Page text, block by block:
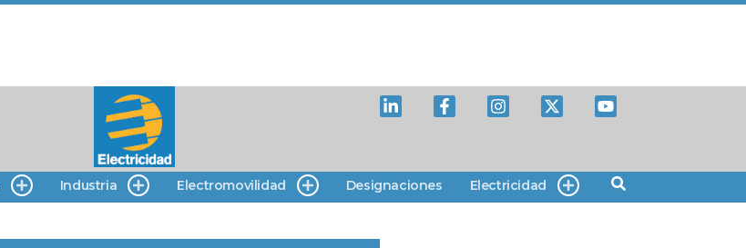
Industria Electromovilidad Designaciones Electricidad